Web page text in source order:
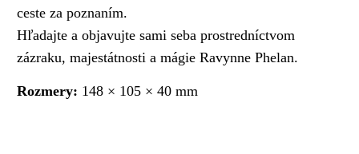
ceste za poznaním.
Hľadajte a objavujte sami seba prostredníctvom
zázraku, majestátnosti a mágie Ravynne Phelan.
Rozmery: 148 × 105 × 40 mm